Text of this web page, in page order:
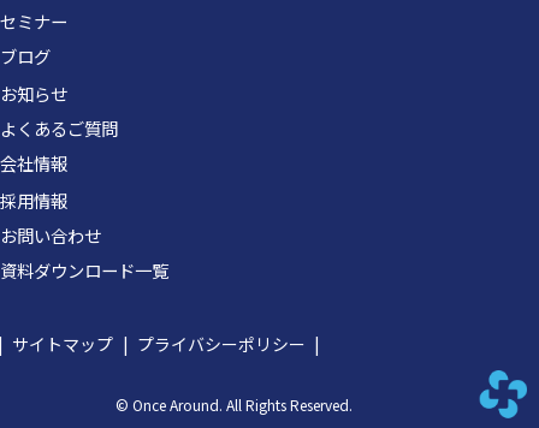
セミナー
ブログ
お知らせ
よくあるご質問
会社情報
採用情報
お問い合わせ
資料ダウンロード一覧
サイトマップ プライバシーポリシー
© Once Around. All Rights Reserved.